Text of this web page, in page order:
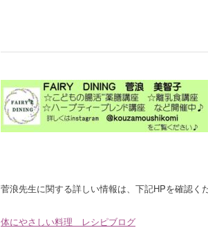
菅浪先生に関する詳しい情報は、下記HPを確認くだ
体にやさしい料理 レシピブログ